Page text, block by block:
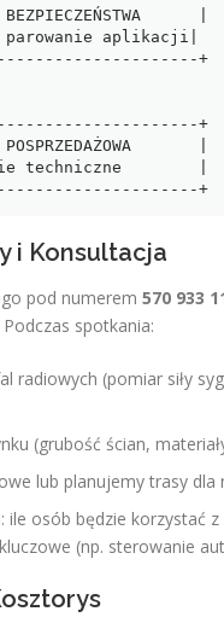
BEZPIECZEŃSTWA      |
aplikacji|
+
+
|
techniczne        |
+----------------------------------+---------------------+
i Konsultacja
pod numerem 570 933
spotkania:
radiowych (pomiar siły
(grubość ścian,
lub planujemy trasy dla
osób będzie korzystać
(np. sterowanie